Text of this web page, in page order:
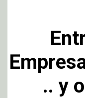
.. y